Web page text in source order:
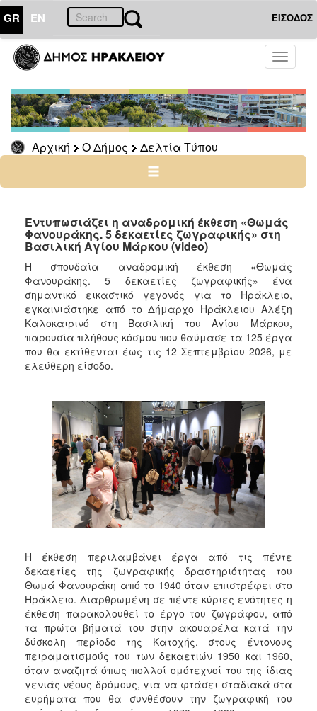
GR EN ΕΙΣΟΔΟΣ
Toggle
Αρχική Ο Δήμος Δελτία Τύπου
ΔΗΜΟΣ
Δελτία
Τύπου
Αρχείο
ΠΟΛΙΤΙΣΜΟΣ
ΑΝΘΕΚΤΙΚΗ
ΠΟΛΗ
Εντυπωσιάζει η αναδρομική έκθεση «Θωμάς
Φανουράκης. 5 δεκαετίες ζωγραφικής» στη
Βασιλική Αγίου Μάρκου (video)
Η σπουδαία αναδρομική έκθεση «Θωμάς
Φανουράκης. 5 δεκαετίες ζωγραφικής» ένα
σημαντικό εικαστικό γεγονός για το Ηράκλειο,
εγκαινιάστηκε από το Δήμαρχο Ηράκλειου Αλέξη
Καλοκαιρινό στη Βασιλική του Αγίου Μάρκου,
παρουσία πλήθους κόσμου που θαύμασε τα 125 έργα
που θα εκτίθενται έως τις 12 Σεπτεμβρίου 2026, με
ελεύθερη είσοδο.
Η έκθεση περιλαμβάνει έργα από τις πέντε
δεκαετίες της ζωγραφικής δραστηριότητας του
Θωμά Φανουράκη από το 1940 όταν επιστρέφει στο
Ηράκλειο. Διαρθρωμένη σε πέντε κύριες ενότητες η
έκθεση παρακολουθεί το έργο του ζωγράφου, από
τα πρώτα βήματά του στην ακουαρέλα κατά την
δύσκολη περίοδο της Κατοχής, στους έντονους
πειραματισμούς του των δεκαετιών 1950 και 1960,
όταν αναζητά όπως πολλοί ομότεχνοί του της ίδιας
γενιάς νέους δρόμους, για να φτάσει σταδιακά στα
ευρήματα που θα συνθέσουν την ζωγραφική του